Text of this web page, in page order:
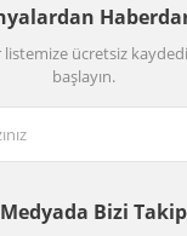
listemize ücretsiz
başlayın.
Bizi